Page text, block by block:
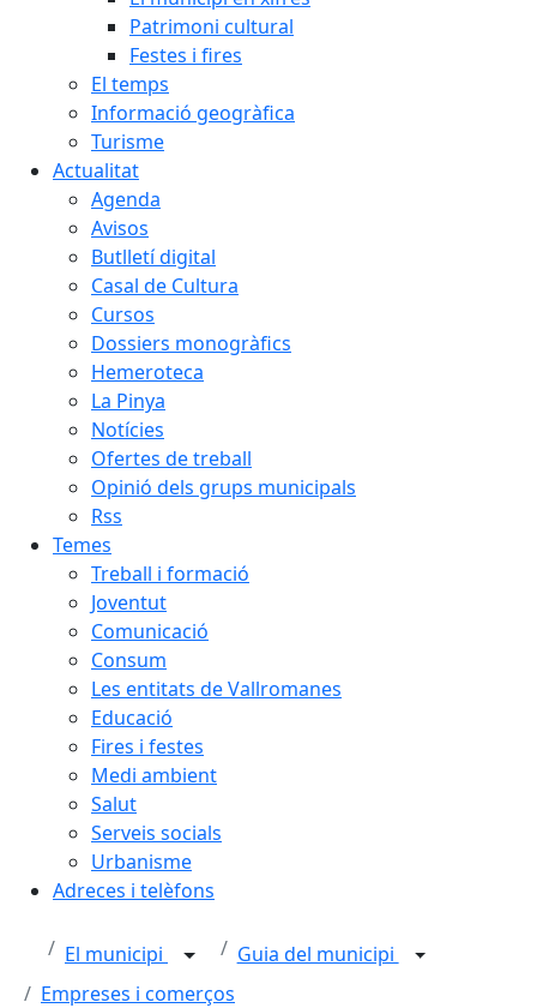
Patrimoni cultural
Festes i fires
El temps
Informació geogràfica
Turisme
Actualitat
Agenda
Avisos
Butlletí digital
Casal de Cultura
Cursos
Dossiers monogràfics
Hemeroteca
La Pinya
Notícies
Ofertes de treball
Opinió dels grups municipals
Rss
Temes
Treball i formació
Joventut
Comunicació
Consum
Les entitats de Vallromanes
Educació
Fires i festes
Medi ambient
Salut
Serveis socials
Urbanisme
Adreces i telèfons
El municipi
Guia del municipi
Empreses i comerços